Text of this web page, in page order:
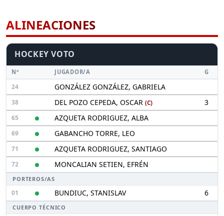
ALINEACIONES
HOCKEY VOTO
Nº JUGADOR/A G
24 GONZÁLEZ GONZÁLEZ, GABRIELA
38 DEL POZO CEPEDA, OSCAR (C) 3
65 AZQUETA RODRIGUEZ, ALBA
69 GABANCHO TORRE, LEO
71 AZQUETA RODRIGUEZ, SANTIAGO
72 MONCALIAN SETIEN, EFRÉN
PORTEROS/AS
01 BUNDIUC, STANISLAV 6
CUERPO TÉCNICO